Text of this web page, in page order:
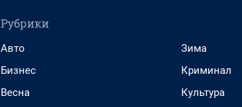
Рубрики
Авто
Бизнес
Весна
Зима
Криминал
Культура